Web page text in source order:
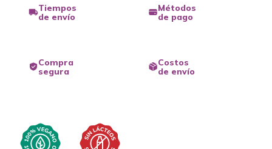
Tiempos
de envío
Métodos
de pago
Compra
segura
Costos
de envío